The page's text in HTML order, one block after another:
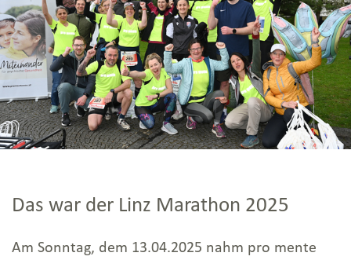
Das war der Linz Marathon 2025
Am Sonntag, dem 13.04.2025 nahm pro mente